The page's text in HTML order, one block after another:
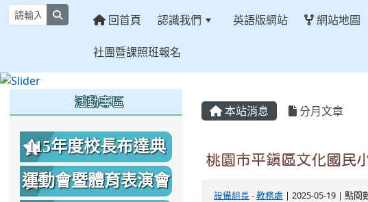
回首頁 認識我們 英語版網站 網站地圖
社團暨課照班報名
本站消息 分月文章
桃園市平鎮區文化國民
設備組長-教務處 | 2025-05-19 | 點閱
活動專區
115年度校長布達典
禮照片
運動會暨體育表演會